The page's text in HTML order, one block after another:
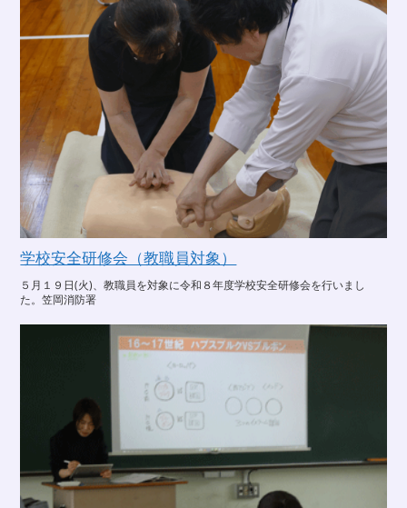
学校安全研修会（教職員対象）
５月１９日(火)、教職員を対象に令和８年度学校安全研修会を行いまし
た。笠岡消防署